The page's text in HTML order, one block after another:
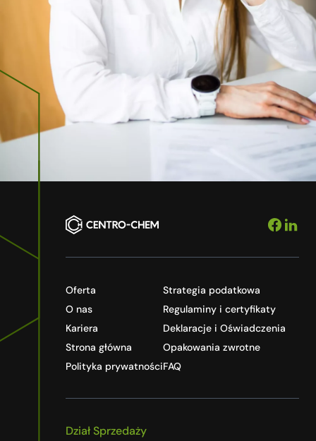
Oferta
O nas
Kariera
Strona główna
Polityka prywatności
Strategia podatkowa
Regulaminy i certyfikaty
Deklaracje i Oświadczenia
Opakowania zwrotne
FAQ
Dział Sprzedaży